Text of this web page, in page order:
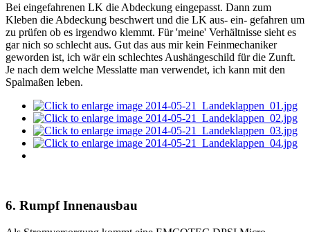
Bei eingefahrenen LK die Abdeckung eingepasst. Dann zum
Kleben die Abdeckung beschwert und die LK aus- ein- gefahren um
zu prüfen ob es irgendwo klemmt. Für 'meine' Verhältnisse sieht es
gar nich so schlecht aus. Gut das aus mir kein Feinmechaniker
geworden ist, ich wär ein schlechtes Aushängeschild für die Zunft.
Je nach dem welche Messlatte man verwendet, ich kann mit den
Spalmaßen leben.
6. Rumpf Innenausbau